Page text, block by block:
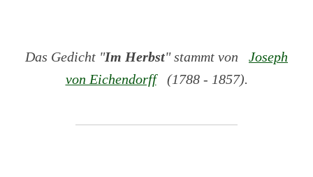
Das Gedicht "Im Herbst" stammt von
Joseph
von Eichendorff(1788 - 1857).